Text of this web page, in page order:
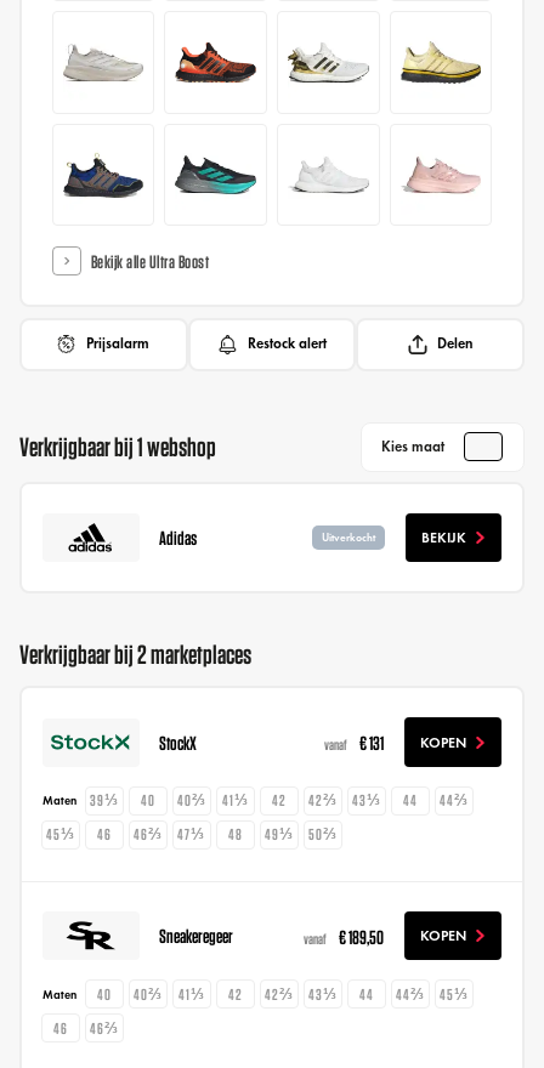
Bekijk alle Ultra Boost
Prijsalarm Restock alert Delen
Verkrijgbaar bij 1 webshop Kies maat
Adidas Uitverkocht BEKIJK
Verkrijgbaar bij 2 marketplaces
StockX vanaf € 131 KOPEN
Maten 39⅓ 40 40⅔ 41⅓ 42 42⅔ 43⅓ 44
44⅔
45⅓
46 46⅔ 47⅓ 48 49⅓ 50⅔
Sneakeregeer vanaf € 189,50 KOPEN
Maten 40 40⅔ 41⅓ 42 42⅔ 43⅓ 44 44⅔
45⅓
46
46⅔